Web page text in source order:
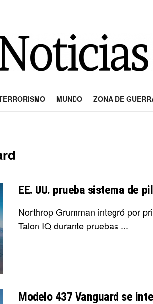
MUNDO ZONA DE
EE. UU. prueba sistema de
Northrop Grumman integró por
Talon IQ durante pruebas ...
Modelo 437 Vanguard se